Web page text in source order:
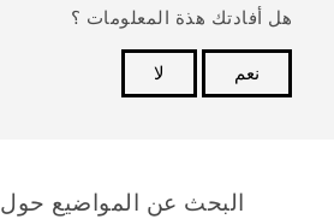
هل أفادتك هذة المعلومات ؟
نعم
لا
البحث عن المواضيع حول HTC U11+